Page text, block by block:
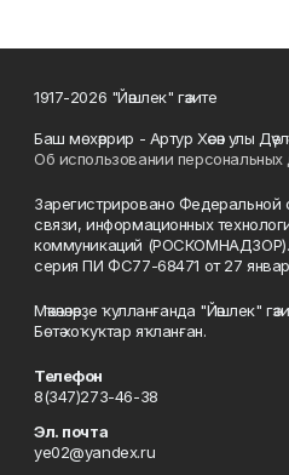
1917-2026 "Йәшлек" гәзите
Баш мөхәррир - Артур Хәсән улы
Об использовании персональных
Зарегистрировано
связи, информационных
коммуникаций (РОСКОМНАДЗОР).
серия ПИ ФС77-68471 от 27
Мәҡәләләрҙе ҡулланғанда "Йәшлек"
Бөтә хоҡуҡтар яҡланған.
Телефон
8(347)273-46-38
Эл. почта
ye02@yandex.ru